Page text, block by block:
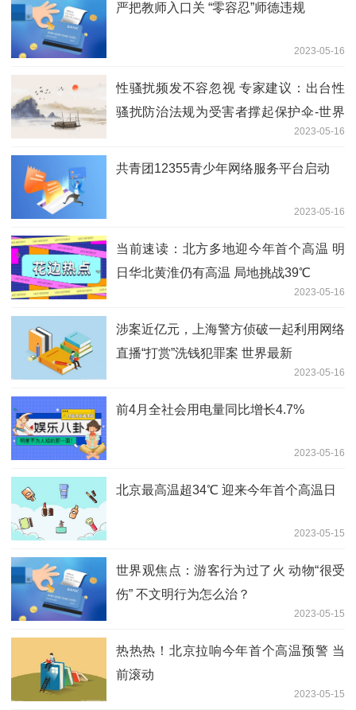
严把教师入口关 “零容忍”师德违规
2023-05-16
性骚扰频发不容忽视 专家建议：出台性
骚扰防治法规为受害者撑起保护伞-世界
2023-05-16
共青团12355青少年网络服务平台启动
2023-05-16
当前速读：北方多地迎今年首个高温 明
日华北黄淮仍有高温 局地挑战39℃
2023-05-16
涉案近亿元，上海警方侦破一起利用网络
直播“打赏”洗钱犯罪案 世界最新
2023-05-16
前4月全社会用电量同比增长4.7%
2023-05-16
北京最高温超34℃ 迎来今年首个高温日
2023-05-15
世界观焦点：游客行为过了火 动物“很受
伤” 不文明行为怎么治？
2023-05-15
热热热！北京拉响今年首个高温预警 当
前滚动
2023-05-15